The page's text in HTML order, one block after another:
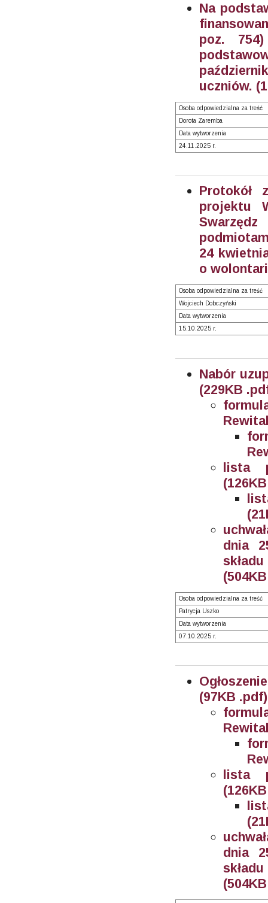
Na
poz.
uczniów.
Osoba odpowiedzialna za treść
Dorota Zaremba
Data wytworzenia
24.11.2025 r.
Protokół
projektu
24
o
Osoba odpowiedzialna za treść
Wojciech Dobczyński
Data wytworzenia
15.10.2025 r.
Nabór
(229KB
lista
dnia
Osoba odpowiedzialna za treść
Patrycja Uszko
Data wytworzenia
07.10.2025 r.
(97KB .pdf)
lista
dnia